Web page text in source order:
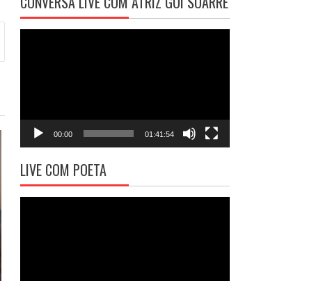
00:00 01:41:54
LIVE COM POETA